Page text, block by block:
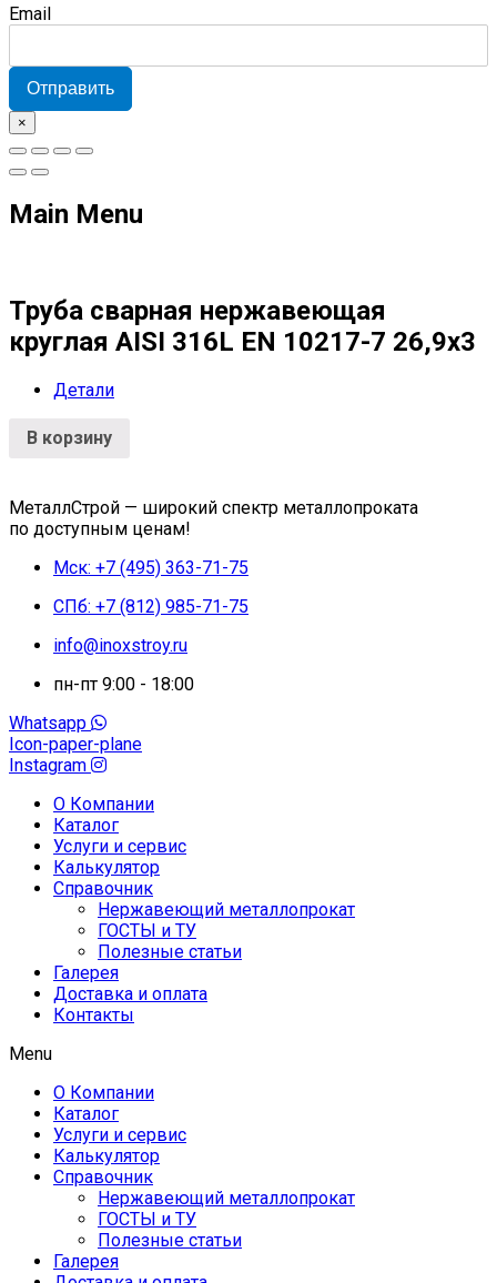
Email
Отправить
×
Main Menu
Труба сварная нержавеющая
круглая AISI 316L EN 10217-7 26,9х3
Детали
В корзину
МеталлСтрой — широкий спектр металлопроката
по доступным ценам!
Мск: +7 (495) 363-71-75
СПб: +7 (812) 985-71-75
info@inoxstroy.ru
пн-пт 9:00 - 18:00
Whatsapp
Icon-paper-plane
Instagram
О Компании
Каталог
Услуги и сервис
Калькулятор
Справочник
Нержавеющий металлопрокат
ГОСТЫ и ТУ
Полезные статьи
Галерея
Доставка и оплата
Контакты
Menu
О Компании
Каталог
Услуги и сервис
Калькулятор
Справочник
Нержавеющий металлопрокат
ГОСТЫ и ТУ
Полезные статьи
Галерея